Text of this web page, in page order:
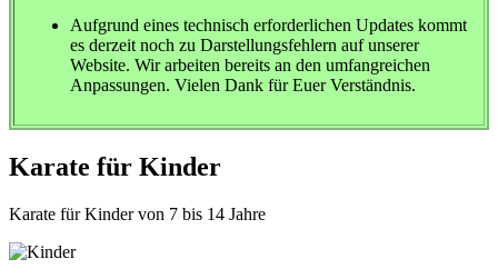
Aufgrund eines technisch erforderlichen Updates kommt
es derzeit noch zu Darstellungsfehlern auf unserer
Website. Wir arbeiten bereits an den umfangreichen
Anpassungen. Vielen Dank für Euer Verständnis.
Karate für Kinder
Karate für Kindervon 7 bis 14 Jahre